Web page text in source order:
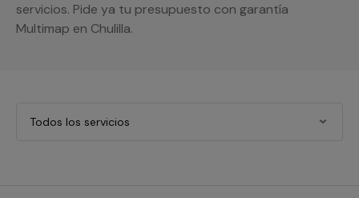
servicios. Pide ya tu presupuesto con garantía
Multimap en Chulilla.
Todos los servicios